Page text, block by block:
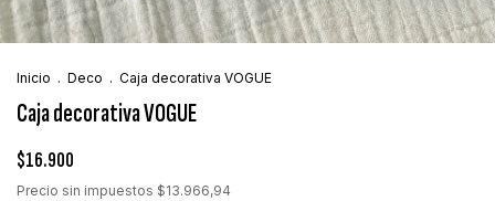
Inicio . Deco . Caja decorativa VOGUE
Caja decorativa VOGUE
$16.900
Precio sin impuestos $13.966,94